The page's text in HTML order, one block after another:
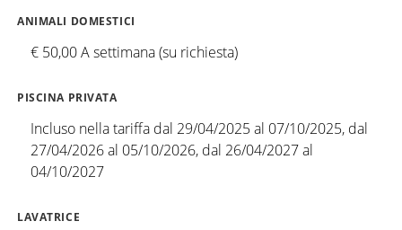
ANIMALI DOMESTICI
€ 50,00 A settimana (su richiesta)
PISCINA PRIVATA
Incluso nella tariffa dal 29/04/2025 al 07/10/2025, dal
27/04/2026 al 05/10/2026, dal 26/04/2027 al
04/10/2027
LAVATRICE